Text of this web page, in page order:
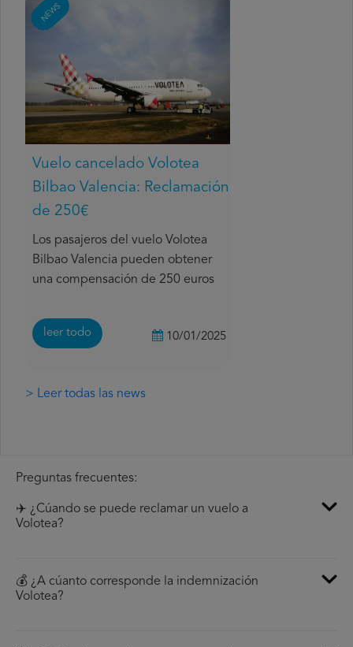
NEWS
Vuelo cancelado Volotea
Bilbao Valencia: Reclamación
de 250€
Los pasajeros del vuelo Volotea
Bilbao Valencia pueden obtener
una compensación de 250 euros
leer todo 10/01/2025
> Leer todas las news
Preguntas frecuentes:
✈️ ¿Cúando se puede reclamar un vuelo a
Volotea?
💰 ¿A cúanto corresponde la indemnización
Volotea?